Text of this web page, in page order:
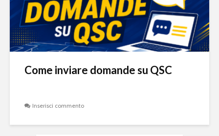
Come inviare domande su QSC
Inserisci commento